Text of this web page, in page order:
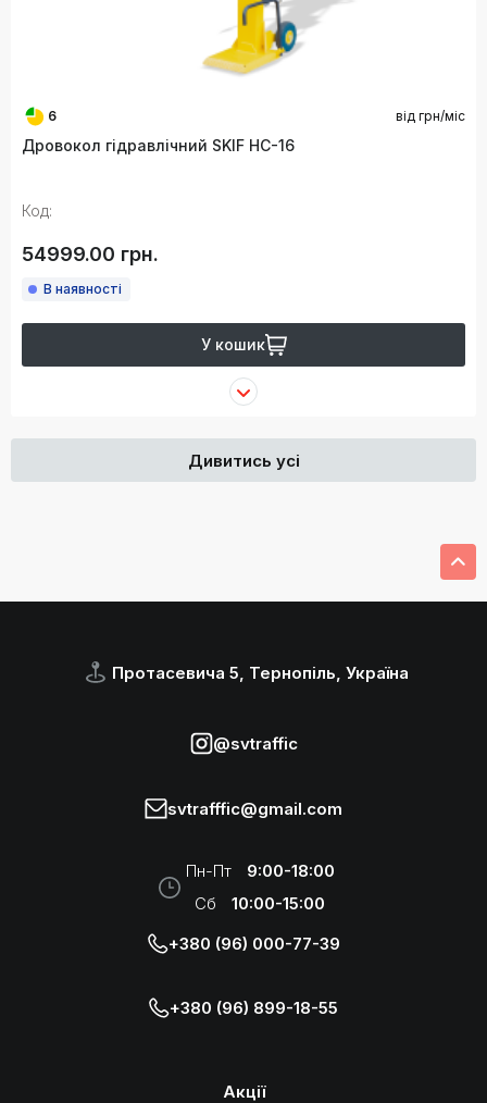
6 від грн/міс
Дровокол гідравлічний SKIF HC-16
Код:
54999.00 грн.
В наявності
У кошик
Дивитись усі
Акції
Протасевича 5, Тернопіль, Україна
@svtraffic
svtrafffic@gmail.com
Пн-Пт
9:00-18:00
Сб
10:00-15:00
+380 (96) 000-77-39
+380 (96) 899-18-55